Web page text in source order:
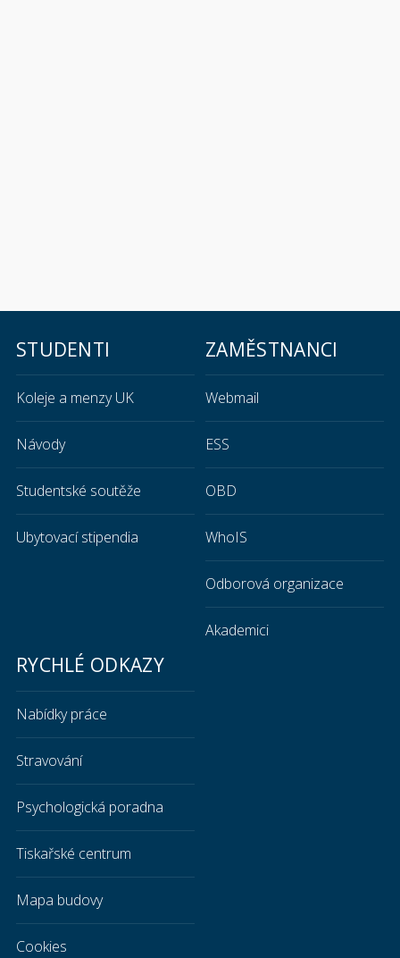
STUDENTI
Koleje a menzy UK
Návody
Studentské soutěže
Ubytovací stipendia
ZAMĚSTNANCI
Webmail
ESS
OBD
WhoIS
Odborová organizace
Akademici
RYCHLÉ ODKAZY
Nabídky práce
Stravování
Psychologická poradna
Tiskařské centrum
Mapa budovy
Cookies